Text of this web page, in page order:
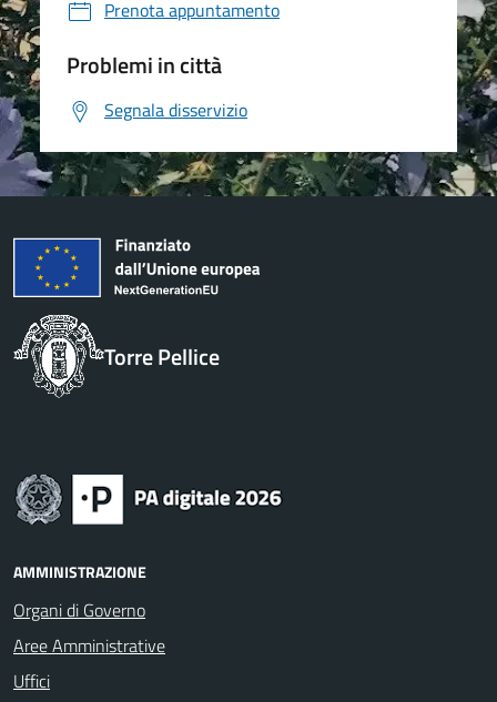
Prenota appuntamento
Problemi in città
Segnala disservizio
Torre Pellice
AMMINISTRAZIONE
Organi di Governo
Aree Amministrative
Uffici